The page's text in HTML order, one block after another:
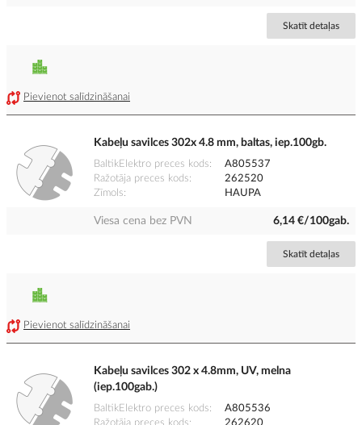
Skatīt detaļas
Pievienot salīdzināšanai
Kabeļu savilces 302x 4.8 mm, baltas, iep.100gb.
BaltikElektro preces kods
A805537
Ražotāja preces kods
262520
Zīmols
HAUPA
Viesa cena bez PVN 6,14 €/100gab.
Skatīt detaļas
Pievienot salīdzināšanai
Kabeļu savilces 302 x 4.8mm, UV, melna
(iep.100gab.)
BaltikElektro preces kods
A805536